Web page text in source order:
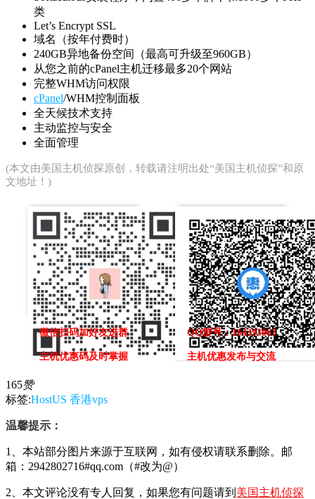
类
Let’s Encrypt SSL
域名（按年付费时）
240GB异地备份空间（最高可升级至960GB）
从您之前的cPanel主机迁移最多20个网站
完整WHM访问权限
cPanel/WHM控制面板
全天候技术支持
主动监控与安全
全面管理
(本文由美国主机侦探原创，转载请注明出处“美国主机侦探”和原
文地址！)
微信扫码加好友进群
主机优惠码及时掌握
QQ群号：164393063
主机优惠发布与交流
165赞
标签:HostUS 香港vps
温馨提示：
1、本站部分图片来源于互联网，如有侵权请联系删除。邮
箱：2942802716#qq.com（#改为@）
2、本文评论没有专人回复，如果您有问题请到 美国主机侦探